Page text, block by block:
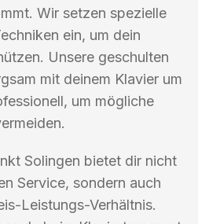
Wir setzen spezielle
ein, um dein
Unsere geschulten
mit deinem Klavier um
um mögliche
Solingen bietet dir nicht
Service, sondern auch
Leistungs-Verhältnis.